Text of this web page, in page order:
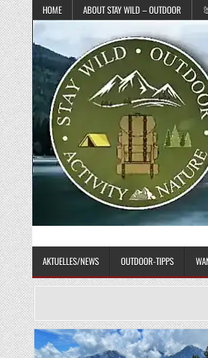
Skip to content
HOME ABOUT STAY WILD – OUTDOOR
STAY WILD –
AKTUELLES/NEWS OUTDOOR-TIPPS